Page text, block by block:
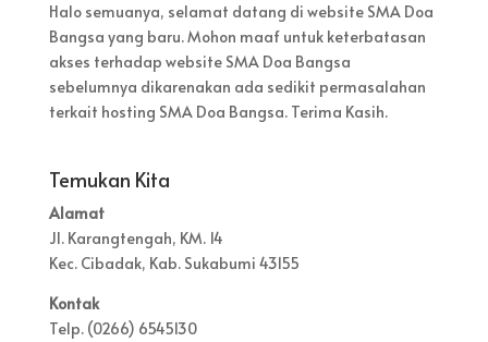
Halo semuanya, selamat datang di website SMA Doa
Bangsa yang baru. Mohon maaf untuk keterbatasan
akses terhadap website SMA Doa Bangsa
sebelumnya dikarenakan ada sedikit permasalahan
terkait hosting SMA Doa Bangsa. Terima Kasih.
Temukan Kita
Alamat
Jl. Karangtengah, KM. 14
Kec. Cibadak, Kab. Sukabumi 43155
Kontak
Telp. (0266) 6545130